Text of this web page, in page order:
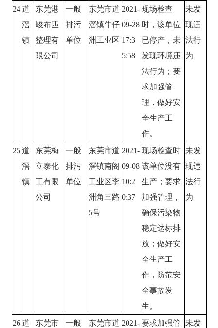
24 道
滘
镇
东莞港
峻布匹
整理有
限公司
一般
排污
单位
东莞市道
滘镇牛仔
洲工业区
2021-
09-28
17:3
5:58
现场检查
时，该单位
已停产，未
发现环境违
法行为；要
求加强管
理，做好安
全生产工
作。
未发
现违
法行
为
25 道
滘
镇
东莞梅
立泰化
工有限
公司
一般
排污
单位
东莞市道
滘镇南阁
工业区李
洲角三路
5号
2021-
09-08
10:2
0:37
现场检查时
该单位没有
生产；要求
加强管理，
确保污染物
稳定达标排
放；做好安
全生产工
作，防范安
全事故发
生。
未发
现违
法行
为
26 道
东莞市
一般
东莞市道 2021- 要求加强管
未发